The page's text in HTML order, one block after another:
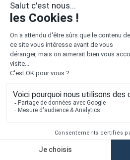
pour la maison. Outre l'achat du
faut prendre en compte la
proposée par le constructeur. Les
taxes éventuelles coûtent entre 5
localisation du terrain
Quant auxfrais de notaire
Lorsque vous vous tournez vers
nécessaire de faire des travaux
souvent coûteux et doivent être